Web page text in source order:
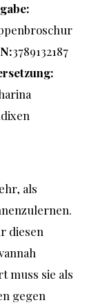
3789132187
als
diesen
muss sie als
gegen